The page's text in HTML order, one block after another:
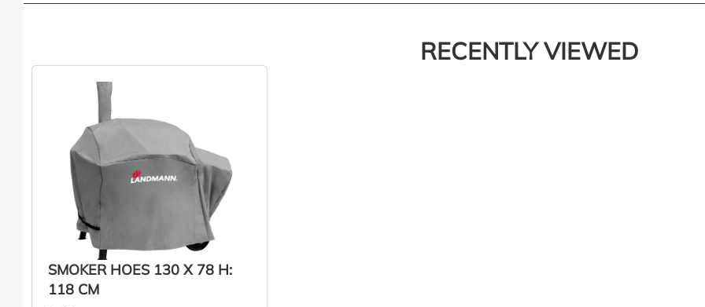
RECENTLY VIEWED
SMOKER HOES 130 X 78 H:
118 CM